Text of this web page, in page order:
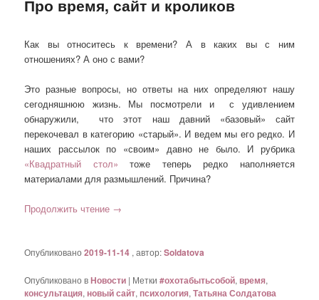
Про время, сайт и кроликов
Как вы относитесь к времени? А в каких вы с ним
отношениях? А оно с вами?
Это разные вопросы, но ответы на них определяют нашу
сегодняшнюю жизнь. Мы посмотрели и
с удивлением
обнаружили,
что этот наш давний «базовый» сайт
перекочевал в категорию «старый». И ведем мы его редко. И
наших рассылок по «своим» давно не было. И рубрика
«Квадратный стол» тоже теперь редко наполняется
материалами для размышлений. Причина?
Продолжить чтение →
Опубликовано2019-11-14 , автор:Soldatova
Опубликовано вНовости | Метки #охотабытьсобой, время,
консультация, новый сайт, психология,Татьяна Солдатова